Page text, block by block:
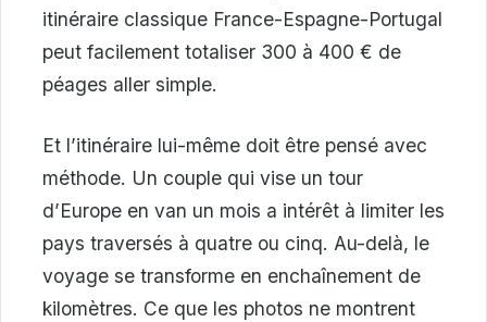
itinéraire classique France-Espagne-Portugal
peut facilement totaliser 300 à 400 € de
péages aller simple.
Et l’itinéraire lui-même doit être pensé avec
méthode. Un couple qui vise un tour
d’Europe en van un mois a intérêt à limiter les
pays traversés à quatre ou cinq. Au-delà, le
voyage se transforme en enchaînement de
kilomètres. Ce que les photos ne montrent